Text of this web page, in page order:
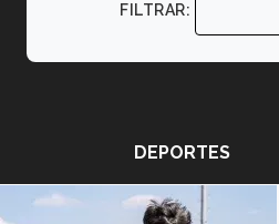
FILTRAR:
DEPORTES